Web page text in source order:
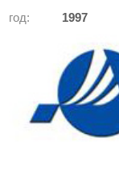
год: 1997